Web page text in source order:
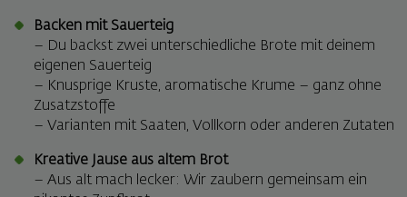
Backen mit Sauerteig
– Du backst zwei unterschiedliche Brote mit deinem
eigenen Sauerteig
– Knusprige Kruste, aromatische Krume – ganz ohne
Zusatzstoffe
– Varianten mit Saaten, Vollkorn oder anderen Zutaten
Kreative Jause aus altem Brot
– Aus alt mach lecker: Wir zaubern gemeinsam ein